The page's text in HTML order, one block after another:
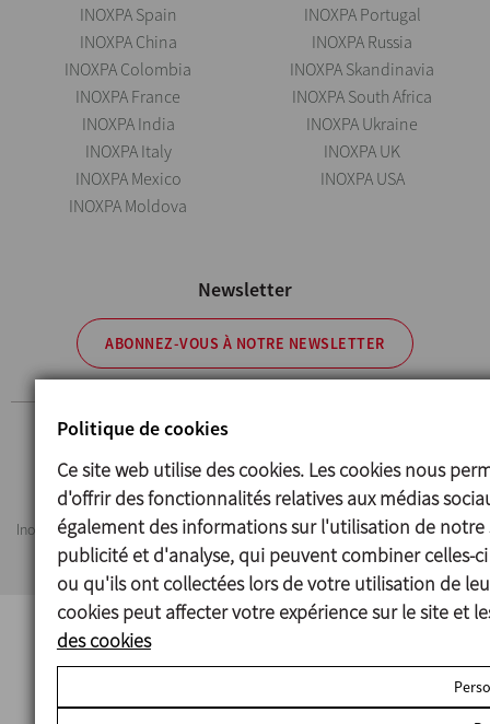
INOXPA Spain
INOXPA China
INOXPA Colombia
INOXPA France
INOXPA India
INOXPA Italy
INOXPA Mexico
INOXPA Moldova
INOXPA Portugal
INOXPA Russia
INOXPA Skandinavia
INOXPA South Africa
INOXPA Ukraine
INOXPA UK
INOXPA USA
Newsletter
ABONNEZ-VOUS À NOTRE NEWSLETTER
Information Security Policy
Inoxpa se réserve le droit de modifier tout matériau ou caractéristique sans
préavis. Photos non contractuelles. All Rights Reserved
Politique de cookies
Ce site web utilise des cookies. Les cookies nous
d'offrir des fonctionnalités relatives aux médias
également des informations sur l'utilisation de notre
publicité et d'analyse, qui peuvent combiner celles-
ou qu'ils ont collectées lors de votre utilisation de
cookies peut affecter votre expérience sur le site et
des cookies